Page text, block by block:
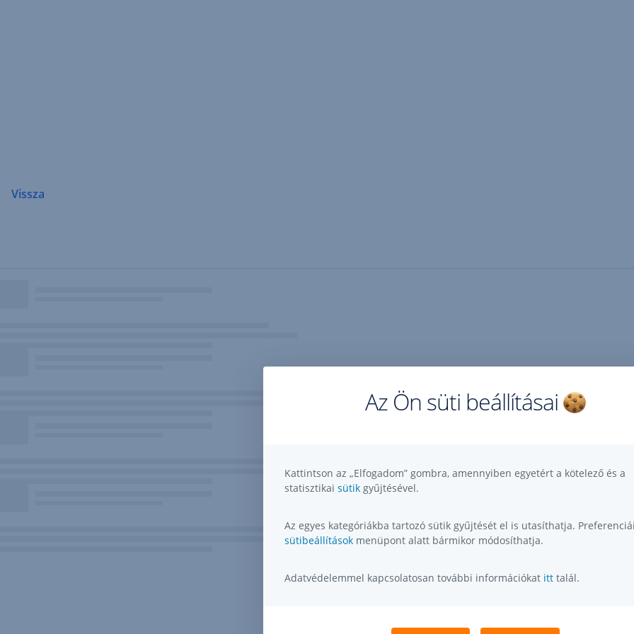
Vissza
Az Ön süti beállításai
Kattintson az „Elfogadom” gombra, amennyiben egyetért a kötelező és a
statisztikai sütik gyűjtésével.
Az egyes kategóriákba tartozó sütik gyűjtését el is utasíthatja.
sütibeállítások menüpont alatt bármikor módosíthatja.
Adatvédelemmel kapcsolatosan további információkat itt talál.